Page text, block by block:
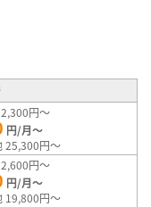
円～
円/月～
25,300円～
円～
円/月～
19,800円～